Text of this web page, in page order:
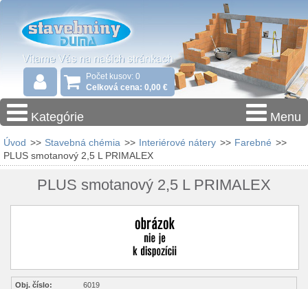
Počet kusov: 0
Celková cena: 0,00 €
Kategórie Menu
Úvod >> Stavebná chémia >> Interiérové nátery >> Farebné >>
PLUS smotanový 2,5 L PRIMALEX
PLUS smotanový 2,5 L PRIMALEX
Obj. číslo:
6019